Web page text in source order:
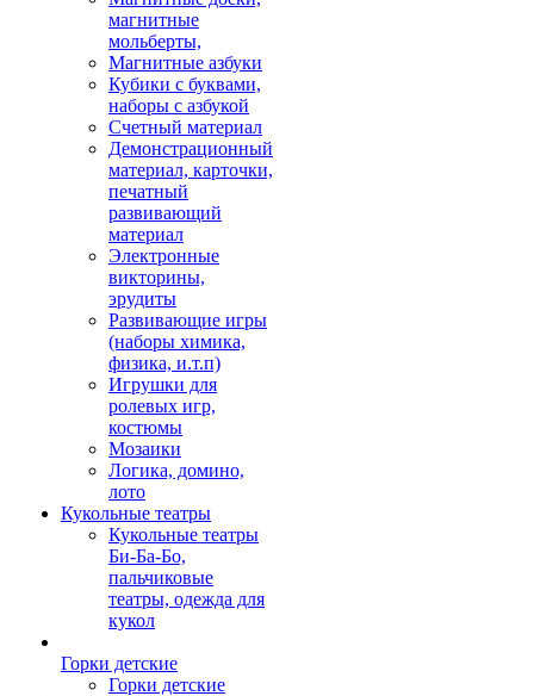
магнитные
мольберты,
Магнитные азбуки
Кубики с буквами,
наборы с азбукой
Счетный материал
Демонстрационный
материал, карточки,
печатный
развивающий
материал
Электронные
викторины,
эрудиты
Развивающие игры
(наборы химика,
физика, и.т.п)
Игрушки для
ролевых игр,
костюмы
Мозаики
Логика, домино,
лото
Кукольные театры
Кукольные театры
Би-Ба-Бо,
пальчиковые
театры, одежда для
кукол
Горки детские
Горки детские